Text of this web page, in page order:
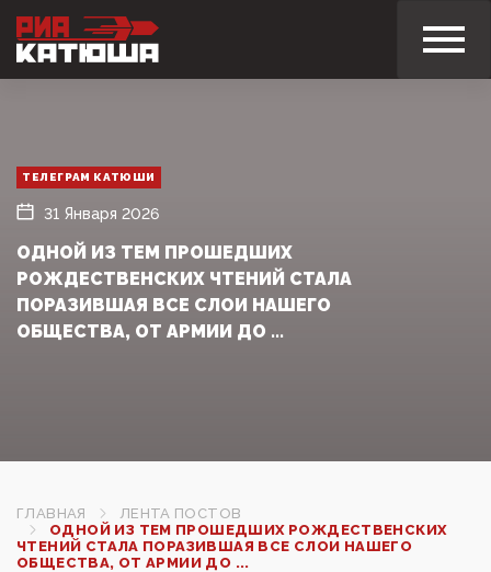
ТЕЛЕГРАМ КАТЮШИ
31 Января 2026
ОДНОЙ ИЗ ТЕМ ПРОШЕДШИХ
РОЖДЕСТВЕНСКИХ ЧТЕНИЙ СТАЛА
ПОРАЗИВШАЯ ВСЕ СЛОИ НАШЕГО
ОБЩЕСТВА, ОТ АРМИИ ДО ...
ГЛАВНАЯ
ЛЕНТА ПОСТОВ
ОДНОЙ ИЗ ТЕМ ПРОШЕДШИХ РОЖДЕСТВЕНСКИХ
ЧТЕНИЙ СТАЛА ПОРАЗИВШАЯ ВСЕ СЛОИ НАШЕГО
ОБЩЕСТВА, ОТ АРМИИ ДО ...